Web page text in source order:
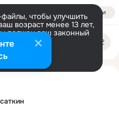
Войти
чтобы улучшить
возраст менее 13 лет,
должен ваш законный
информации